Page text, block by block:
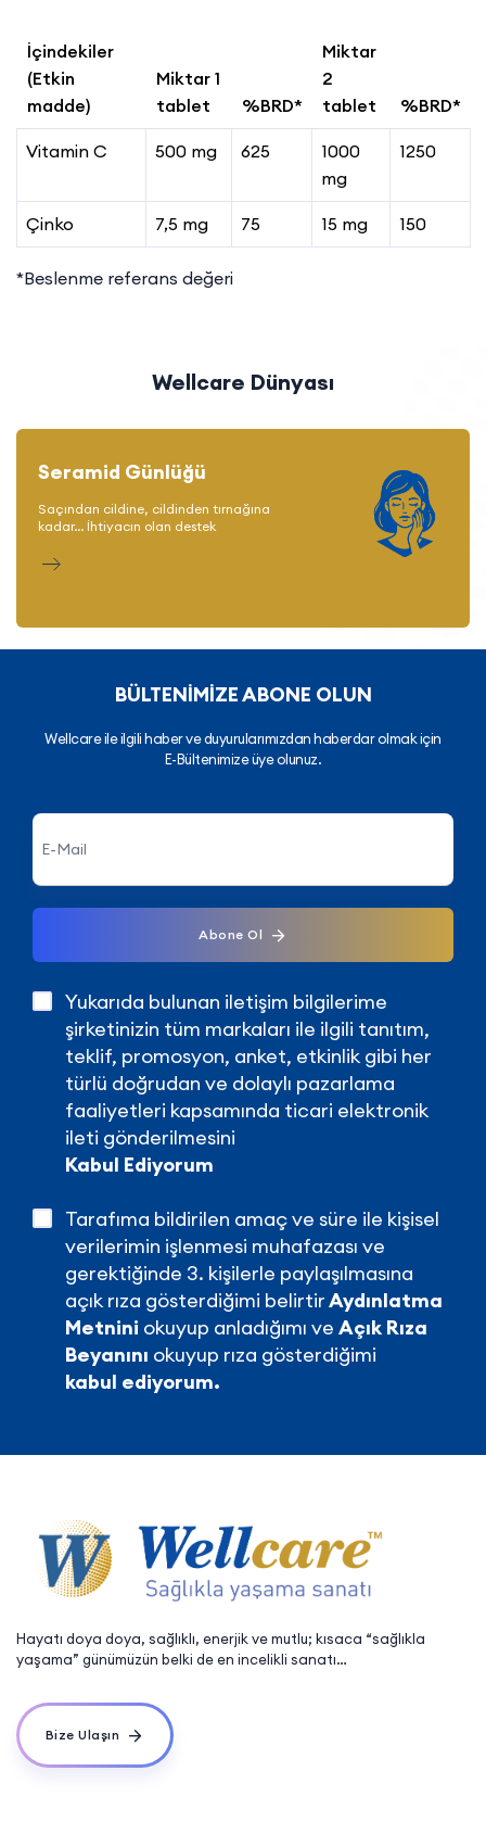
İçindekiler
(Etkin
madde)
Miktar 1
tablet
%BRD*
Miktar
2
tablet
%BRD*
Vitamin C 500 mg 625
1000
mg
1250
Çinko 7,5 mg 75 15 mg 150
*Beslenme referans değeri
Wellcare Dünyası
Seramid Günlüğü
Saçından cildine, cildinden tırnağına
kadar... İhtiyacın olan destek
BÜLTENİMİZE ABONE OLUN
Wellcare ile ilgili haber ve duyurularımızdan haberdar olmak için
E-Bültenimize üye olunuz.
Abone Ol
Yukarıda bulunan iletişim bilgilerime
şirketinizin tüm markaları ile ilgili tanıtım,
teklif, promosyon, anket, etkinlik gibi her
türlü doğrudan ve dolaylı pazarlama
faaliyetleri kapsamında ticari elektronik
ileti gönderilmesini
Kabul Ediyorum
Tarafıma bildirilen amaç ve süre ile kişisel
verilerimin işlenmesi muhafazası ve
gerektiğinde 3. kişilerle paylaşılmasına
açık rıza gösterdiğimi belirtirAydınlatma
Metnini okuyup anladığımı ve Açık Rıza
Beyanını okuyup rıza gösterdiğimi
kabul ediyorum.
Hayatı doya doya, sağlıklı, enerjik ve mutlu; kısaca “sağlıkla
yaşama” günümüzün belki de en incelikli sanatı…
Bize Ulaşın